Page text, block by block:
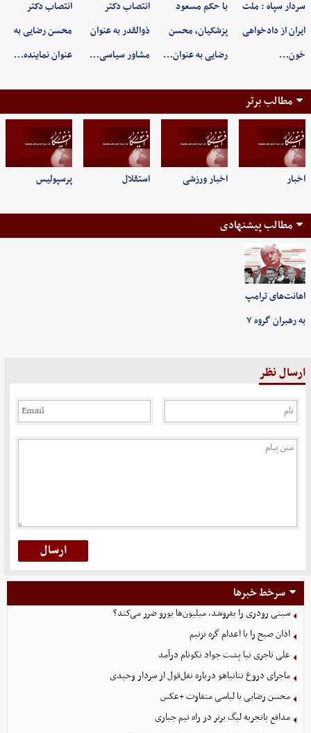
سردار سپاه : ملت
ایران از دادخواهی
خون…
با حکم مسعود
پزشکیان، محسن
رضایی به عنوان…
انتصاب دکتر
ذوالقدر به عنوان
مشاور سیاسی…
انتصاب دکتر
محسن رضایی به
عنوان نماینده…
مطالب برتر
اخبار اخبار ورزشی استقلال پرسپولیس
مطالب پیشنهادی
اهانت‌های ترامپ
به رهبران گروه ۷
ارسال نظر
سرخط خبرها
سیتی رودری را بفروشد، میلیون‌ها یورو ضرر می‌کند؟
اذان صبح را با اعدام گره نزنیم
علی تاجری‌ نیا پشت جواد نکونام درآمد
ماجرای دروغ نتانیاهو درباره نقل‌قول از سردار وحیدی
محسن رضایی با لباسی متفاوت +عکس
مدافع باتجربه لیگ برتر در راه تیم جباری